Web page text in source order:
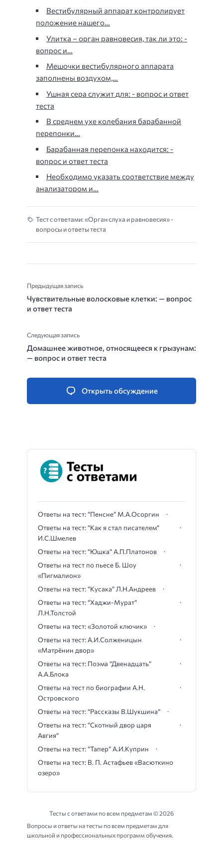
Вестибулярный аппарат контролирует
положение нашего…
Улитка – орган равновесия, так ли это: -
вопрос и…
Мешочки вестибулярного аппарата
заполнены воздухом,…
Ушная сера служит для: - вопрос и ответ
теста
В среднем ухе колебания барабанной
перепонки…
Барабанная перепонка находится: -
вопрос и ответ теста
Необходимо указать соответствие между
анализатором и…
Тест с ответами: «Орган слуха и равновесия» -
вопросы и ответы теста
Предыдущая запись
Чувствительные волосковые клетки: — вопрос
и ответ теста
Следующая запись
Домашнее животное, относящееся к грызунам:
— вопрос и ответ теста
Открыть обсуждение
Ответы на тест: “Пенсне” М.А.Осоргин
Ответы на тест: “Как я стал писателем”
И.С.Шмелев
Ответы на тест: “Юшка” А.П.Платонов
Ответы на тест по пьесе Б. Шоу
«Пигмалион»
Ответы на тест: “Кусака” Л.Н.Андреев
Ответы на тест: “Хаджи-Мурат”
Л.Н.Толстой
Ответы на тест: «Золотой ключик»
Ответы на тест: А.И.Солженицын
«Матрёнин двор»
Ответы на тест: Поэма “Двенадцать”
А.А.Блока
Ответы на тест по биографии А.Н.
Островского
Ответы на тест: “Рассказы В.Шукшина”
Ответы на тест: “Скотный двор царя
Авгия”
Ответы на тест: “Тапер” А.И.Куприн
Ответы на тест: В. П. Астафьев «Васюткино
озеро»
Тесты с ответами по всем предметам ©2026
Вопросы и ответы на тесты по всем предметам для
школьной и профессиональных программ обучения.